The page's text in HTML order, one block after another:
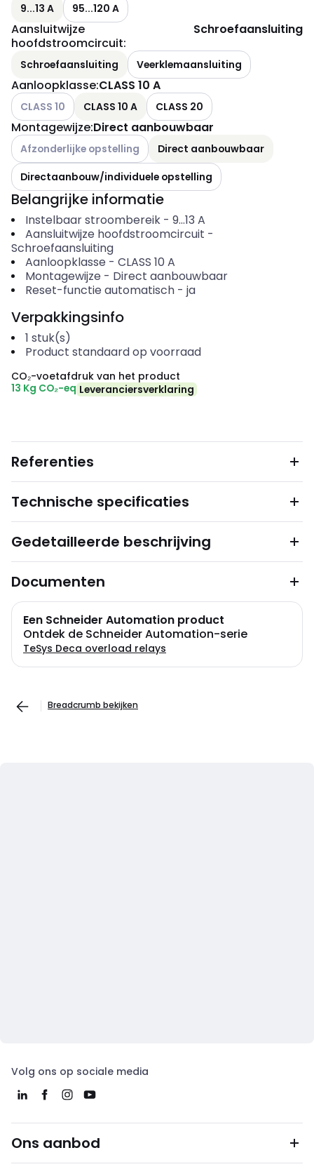
9...13 A
95...120 A
Aansluitwijze
hoofdstroomcircuit:
Schroefaansluiting
Schroefaansluiting Veerklemaansluiting
Aanloopklasse:CLASS 10 A
Andere varianten (Huidige combinatie niet mogelijk)
CLASS 10 CLASS 10 A CLASS 20
Montagewijze:Direct aanbouwbaar
Andere varianten (Huidige combinatie niet mogelijk)
Afzonderlijke opstelling
Direct aanbouwbaar
Directaanbouw/individuele opstelling
Belangrijke informatie
Instelbaar stroombereik- 9...13 A
Aansluitwijze hoofdstroomcircuit -
Schroefaansluiting
Aanloopklasse - CLASS 10 A
Montagewijze - Direct aanbouwbaar
Reset-functie automatisch- ja
Verpakkingsinfo
1 stuk(s)
Product standaard op voorraad
CO₂-voetafdruk van het product
13 Kg CO₂-eq Leveranciersverklaring
Referenties
Technische specificaties
Gedetailleerde beschrijving
Documenten
Een Schneider Automation product
Ontdek de Schneider Automation-serie
TeSys Deca overload relays
Breadcrumb bekijken
Volg ons op sociale media
Ons aanbod